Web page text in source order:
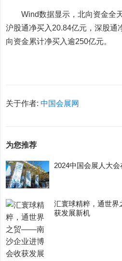
Wind数据显示，北向资金全天
沪股通净买入20.84亿元，深股通
向资金累计净买入逾250亿元。
关于作者:中国会展网
为您推荐
2024中国会展人大
汇寰球精粹，通世
获发展新机